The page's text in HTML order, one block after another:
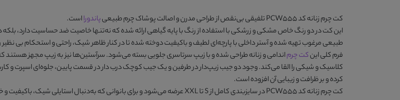
کت چرم زنانه کد PCW555 تلفیقی بی‌نقص از طراحی مدرن و اصالت پوشاک چرم طبیعیپاندورااست.
این کت در دو رنگ خاصمشکیوزرشکیبا استفاده از رنگ با پایه گیاهی ارائه شده که نه‌تنها خاصیت ضد حساسیت دارد، بلکه
طبیعی مرغوب تهیه شده و آستر داخلی با پارچه‌ای لطیف و باکیفیت دوخته شده تا در کنار ظاهر شیک، راحتی و استحکام بی نظیر را
فرم کلی اینکت چرماندامی و زنانه طراحی شده و با زیپ سرتاسری جلویی بسته می‌شود. سرآستین‌ها نیز به زیپ مجهز
کلاسیک و شیکی را القا می‌کند. وجود دو جیب زیپ‌دار در طرفین و یک جیب کوچک درب‌ دار در قسمت پایین، جلوه‌ای اسپرت و
کرده و بر ظرافت و زیبایی آن افزوده است.
کت چرم زنانه کد PCW555
در سایزبندی کامل از S تا XXL عرضه می‌شود و برای بانوانی که به‌دنبال استایلی شیک، باکیفیت و خاص هستند، انتخابی ایده‌آل به شمار می‌رود.